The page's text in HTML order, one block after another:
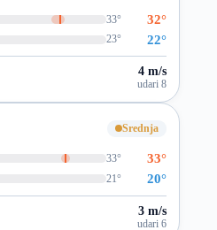
33° 32°
23° 22°
4 m/s
udari 8
Srednja
33° 33°
21° 20°
3 m/s
udari 6